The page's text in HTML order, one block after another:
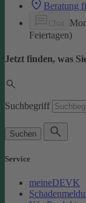
Beratung
Feiertagen)
Jetzt finden, was
Suchbegriff
Suchen
Service
meineDEVK